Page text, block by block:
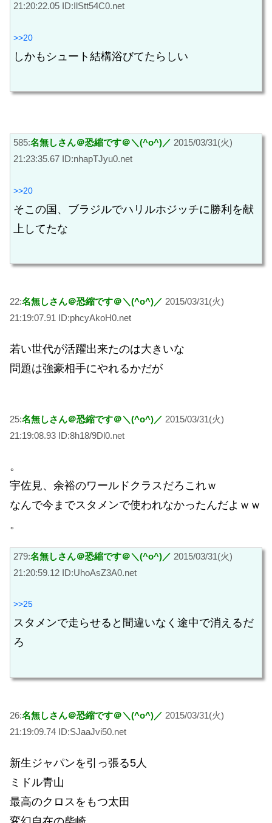
21:20:22.05 ID:IlStt54C0.net
>>20
しかもシュート結構浴びてたらしい
585:名無しさん＠恐縮です＠＼(^o^)／ 2015/03/31(火)
21:23:35.67 ID:nhapTJyu0.net
>>20
そこの国、ブラジルでハリルホジッチに勝利を献
上してたな
22:名無しさん＠恐縮です＠＼(^o^)／ 2015/03/31(火)
21:19:07.91 ID:phcyAkoH0.net
若い世代が活躍出来たのは大きいな
問題は強豪相手にやれるかだが
25:名無しさん＠恐縮です＠＼(^o^)／ 2015/03/31(火)
21:19:08.93 ID:8h18/9Dl0.net
。
宇佐見、余裕のワールドクラスだろこれｗ
なんで今までスタメンで使われなかったんだよｗｗ
。
279:名無しさん＠恐縮です＠＼(^o^)／ 2015/03/31(火)
21:20:59.12 ID:UhoAsZ3A0.net
>>25
スタメンで走らせると間違いなく途中で消えるだ
ろ
26:名無しさん＠恐縮です＠＼(^o^)／ 2015/03/31(火)
21:19:09.74 ID:SJaaJvi50.net
新生ジャパンを引っ張る5人
ミドル青山
最高のクロスをもつ太田